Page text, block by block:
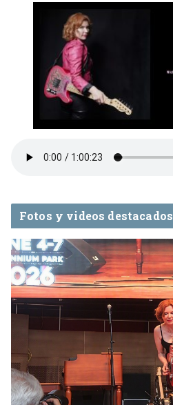
Fotos y videos destacados